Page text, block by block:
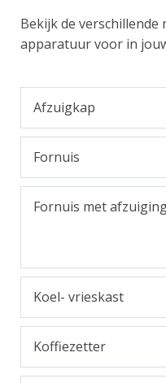
Bekijk de verschillende
apparatuur voor in
Afzuigkap
Fornuis
Fornuis met
Koel- vrieskast
Koffiezetter